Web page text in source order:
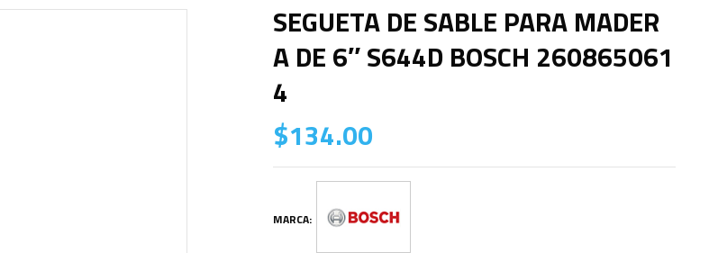
SEGUETA DE SABLE PARA MADER
A DE 6″ S644D BOSCH 260865061
4
$134.00
MARCA: